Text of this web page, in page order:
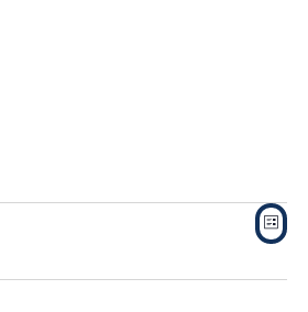
de
Liste